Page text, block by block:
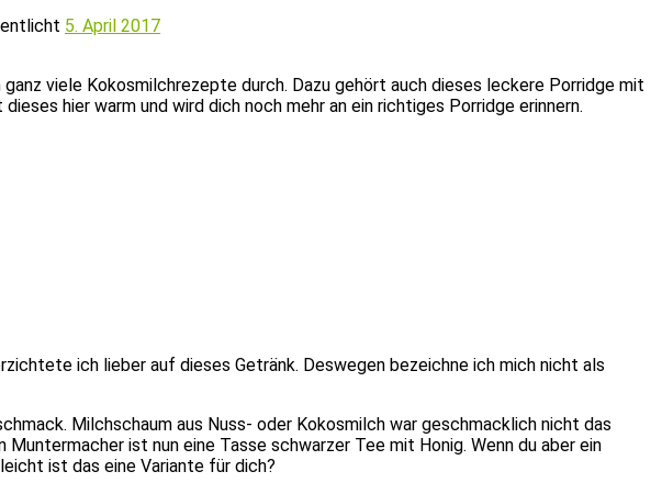
5. April 2017
viele Kokosmilchrezepte durch. Dazu gehört auch dieses leckere Porridge mit
dieses hier warm und wird dich noch mehr an ein richtiges Porridge erinnern.
ich lieber auf dieses Getränk. Deswegen bezeichne ich mich nicht als
Milchschaum aus Nuss- oder Kokosmilch war geschmacklich nicht das
Muntermacher ist nun eine Tasse schwarzer Tee mit Honig. Wenn du aber ein
ist das eine Variante für dich?